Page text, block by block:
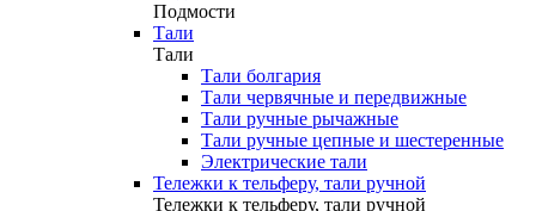
Подмости
Тали
Тали
Тали болгария
Тали червячные и передвижные
Тали ручные рычажные
Тали ручные цепные и шестеренные
Электрические тали
Тележки к тельферу, тали ручной
Тележки к тельферу, тали ручной